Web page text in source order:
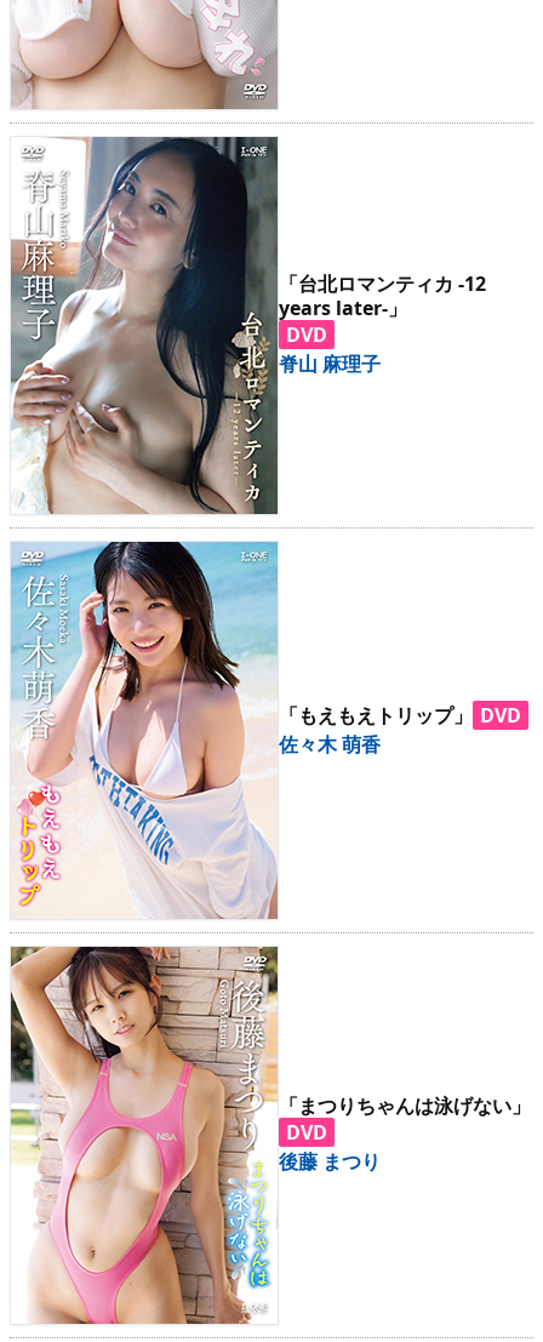
「台北ロマンティカ -12
years later-」
DVD
脊山 麻理子
「もえもえトリップ」
DVD
佐々木 萌香
「まつりちゃんは泳げない」
DVD
後藤 まつり